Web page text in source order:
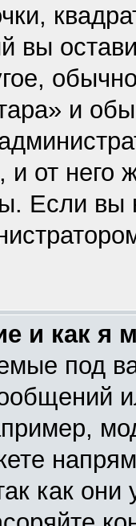
вы
и
от него
Если вы
и как я
под
как